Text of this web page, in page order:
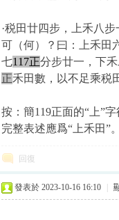
·税田廿四步，上禾八
可（何）？曰：上禾田
七117正分步廿一，下
正禾田數，以不足乘税
按：簡119正面的“上”
完整表述應爲“上禾田”。
回復
發表於 2023-10-16 16:10